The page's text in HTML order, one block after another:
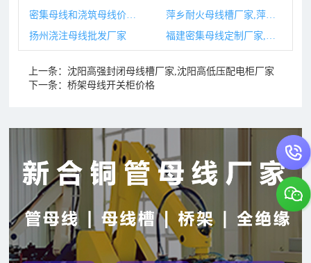
萍乡耐火母线槽厂家,萍乡耐火砖厂
扬州浇注母线批发厂家
上一条：沈阳高强封闭母线槽厂家,沈阳高低压配电柜厂家
下一条：桥架母线开关柜价格